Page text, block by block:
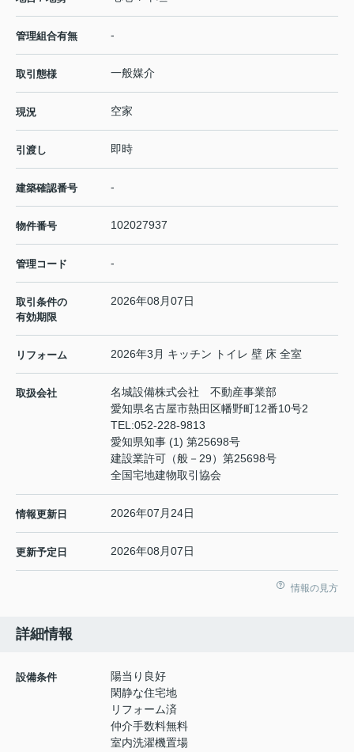
管理組合有無 -
取引態様 一般媒介
現況 空家
引渡し 即時
建築確認番号 -
物件番号 102027937
管理コード -
取引条件の
有効期限
2026年08月07日
リフォーム 2026年3月 キッチン トイレ 壁 床 全室
取扱会社
名城設備株式会社 不動産事業部
愛知県名古屋市熱田区幡野町12番10号2
TEL:052-228-9813
愛知県知事 (1) 第25698号
建設業許可（般－29）第25698号
全国宅地建物取引協会
情報更新日 2026年07月24日
更新予定日 2026年08月07日
情報の見方
詳細情報
設備条件
陽当り良好
閑静な住宅地
リフォーム済
仲介手数料無料
室内洗濯機置場